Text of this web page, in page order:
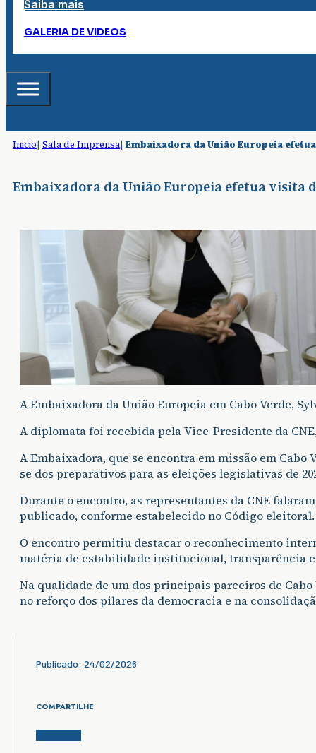
Saiba mais
GALERIA DE VIDEOS
Inicio| Sala de Imprensa| Embaixadora da União Europeia
Embaixadora da União Europeia efetua visita
A Embaixadora da União Europeia em Cabo Verde,
A diplomata foi recebida pela Vice-Presidente da
A Embaixadora, que se encontra em missão em
se dos preparativos para as eleições legislativas de
Durante o encontro, as representantes da CNE
publicado, conforme estabelecido no Código eleitoral.
O encontro permitiu destacar o reconhecimento
matéria de estabilidade institucional, transparência
Na qualidade de um dos principais parceiros de
no reforço dos pilares da democracia e na
Publicado: 24/02/2026
COMPARTILHE